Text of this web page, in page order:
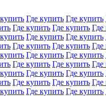
Где купить Где купить
Где купить Где купить Где
Где купить Где купить
Где купить Где купить Где
Где купить Где купить
Где купить Где купить Где
Где купить Где купить
Где купить Где купить Где
Где купить Где купить